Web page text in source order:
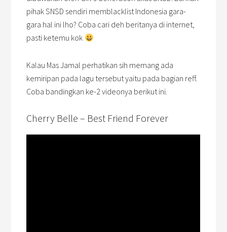
pihak SNSD sendiri memblacklist Indonesia gara-
gara hal ini lho? Coba cari deh beritanya di internet,
pasti ketemu kok
Kalau Mas Jamal perhatikan sih memang ada
kemiripan pada lagu tersebut yaitu pada bagian reff.
Coba bandingkan ke-2 videonya berikut ini.
Cherry Belle – Best Friend Forever